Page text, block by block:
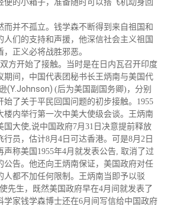
便的小箱子，准备随时可以搭飞机动身回
而并不孤立。钱学森不断得到来自祖国和
人们的支持和声援，他深信社会主义祖国
正义必将战胜邪恶。
方开始了接触。当时是在日内瓦召开印度
期间，中国代表团秘书长王炳南与美国代
(Y.Johnson) (后为美国副国务卿)，分别
始了关于平民回国问题的初步接触。1955
楼内举行第一次中美大使级会谈。王炳南
国大使,说中国政府7月31日决意提前释放
行员，估计8月4日可达香港。可是8月2日
声称美国1955年4月就发表公告, 取消了过
公告。他还向王炳南保证，美国政府对任
都不加任何限制。
王炳南当即予以驳
先生，既然美国政府早在4月间就发表了
学家钱学森博士还在6月间写信给中国政府